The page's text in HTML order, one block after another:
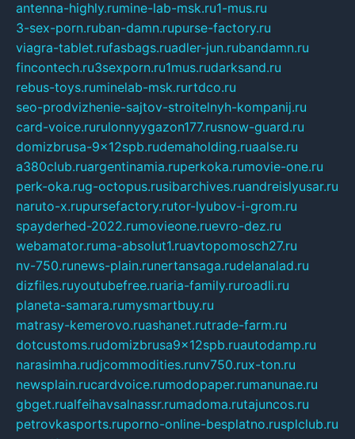
antenna-highly.rumine-lab-msk.ru1-mus.ru
3-sex-porn.ruban-damn.rupurse-factory.ru
viagra-tablet.rufasbags.ruadler-jun.rubandamn.ru
fincontech.ru3sexporn.ru1mus.rudarksand.ru
rebus-toys.ruminelab-msk.rurtdco.ru
seo-prodvizhenie-sajtov-stroitelnyh-kompanij.ru
card-voice.rurulonnyygazon177.rusnow-guard.ru
domizbrusa-9x12spb.rudemaholding.ruaalse.ru
a380club.ruargentinamia.ruperkoka.rumovie-one.ru
perk-oka.rug-octopus.rusibarchives.ruandreislyusar.ru
naruto-x.rupursefactory.rutor-lyubov-i-grom.ru
spayderhed-2022.rumovieone.ruevro-dez.ru
webamator.ruma-absolut1.ruavtopomosch27.ru
nv-750.runews-plain.runertansaga.rudelanalad.ru
dizfiles.ruyoutubefree.ruaria-family.ruroadli.ru
planeta-samara.rumysmartbuy.ru
matrasy-kemerovo.ruashanet.rutrade-farm.ru
dotcustoms.rudomizbrusa9x12spb.ruautodamp.ru
narasimha.rudjcommodities.runv750.rux-ton.ru
newsplain.rucardvoice.rumodopaper.rumanunae.ru
gbget.rualfeihavsalnassr.rumadoma.rutajuncos.ru
petrovkasports.ruporno-online-besplatno.rusplclub.ru